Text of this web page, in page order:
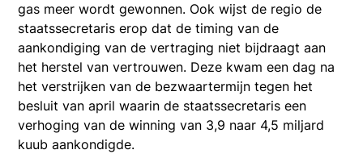
gas meer wordt gewonnen. Ook wijst de regio de
staatssecretaris erop dat de timing van de
aankondiging van de vertraging niet bijdraagt aan
het herstel van vertrouwen. Deze kwam een dag na
het verstrijken van de bezwaartermijn tegen het
besluit van april waarin de staatssecretaris een
verhoging van de winning van 3,9 naar 4,5 miljard
kuub aankondigde.